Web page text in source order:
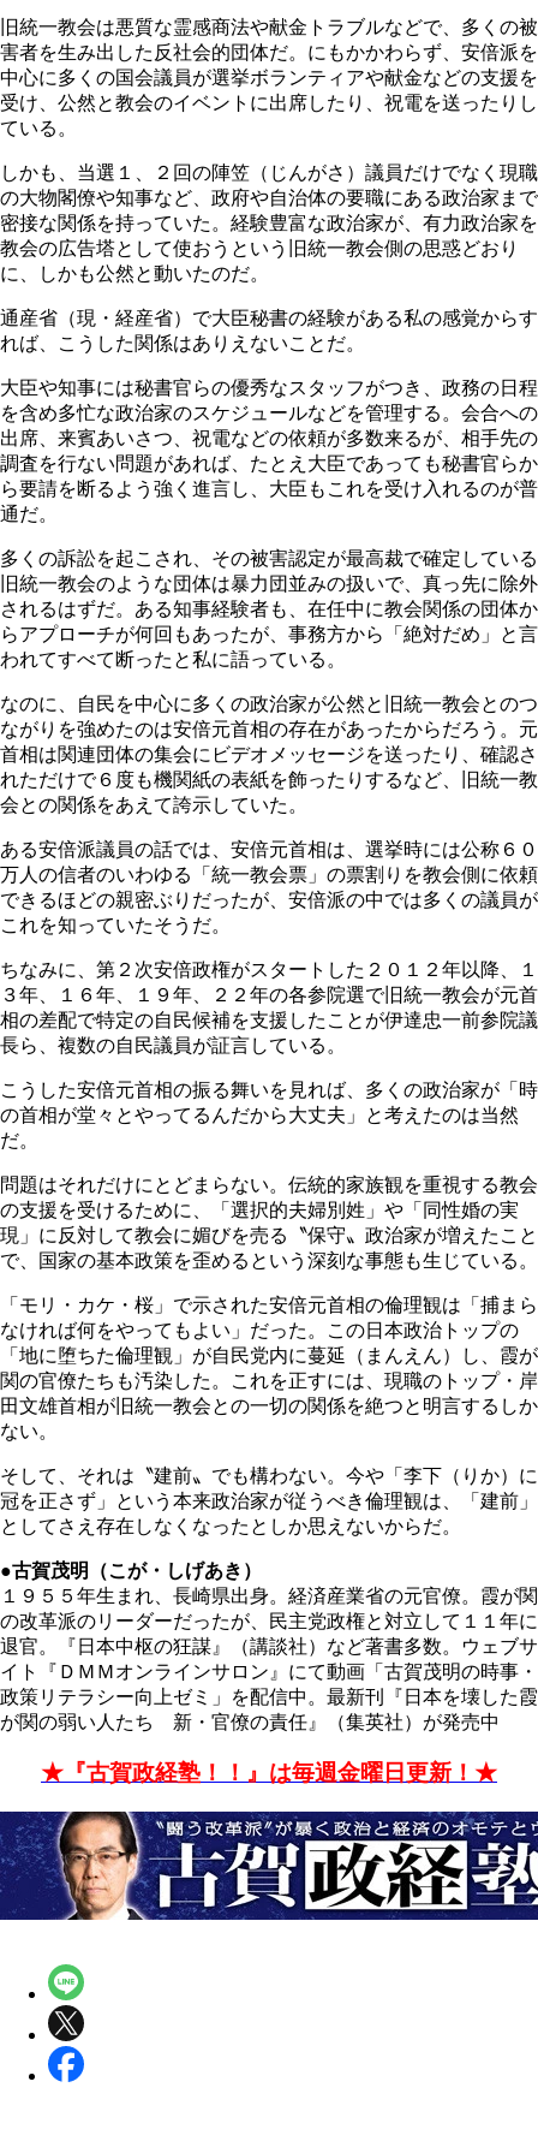
旧統一教会は悪質な霊感商法や献金トラブルなどで、多くの被
害者を生み出した反社会的団体だ。にもかかわらず、安倍派を
中心に多くの国会議員が選挙ボランティアや献金などの支援を
受け、公然と教会のイベントに出席したり、祝電を送ったりし
ている。
しかも、当選１、２回の陣笠（じんがさ）議員だけでなく現職
の大物閣僚や知事など、政府や自治体の要職にある政治家まで
密接な関係を持っていた。経験豊富な政治家が、有力政治家を
教会の広告塔として使おうという旧統一教会側の思惑どおり
に、しかも公然と動いたのだ。
通産省（現・経産省）で大臣秘書の経験がある私の感覚からす
れば、こうした関係はありえないことだ。
大臣や知事には秘書官らの優秀なスタッフがつき、政務の日程
を含め多忙な政治家のスケジュールなどを管理する。会合への
出席、来賓あいさつ、祝電などの依頼が多数来るが、相手先の
調査を行ない問題があれば、たとえ大臣であっても秘書官らか
ら要請を断るよう強く進言し、大臣もこれを受け入れるのが普
通だ。
多くの訴訟を起こされ、その被害認定が最高裁で確定している
旧統一教会のような団体は暴力団並みの扱いで、真っ先に除外
されるはずだ。ある知事経験者も、在任中に教会関係の団体か
らアプローチが何回もあったが、事務方から「絶対だめ」と言
われてすべて断ったと私に語っている。
なのに、自民を中心に多くの政治家が公然と旧統一教会とのつ
ながりを強めたのは安倍元首相の存在があったからだろう。元
首相は関連団体の集会にビデオメッセージを送ったり、確認さ
れただけで６度も機関紙の表紙を飾ったりするなど、旧統一教
会との関係をあえて誇示していた。
ある安倍派議員の話では、安倍元首相は、選挙時には公称６０
万人の信者のいわゆる「統一教会票」の票割りを教会側に依頼
できるほどの親密ぶりだったが、安倍派の中では多くの議員が
これを知っていたそうだ。
ちなみに、第２次安倍政権がスタートした２０１２年以降、１
３年、１６年、１９年、２２年の各参院選で旧統一教会が元首
相の差配で特定の自民候補を支援したことが伊達忠一前参院議
長ら、複数の自民議員が証言している。
こうした安倍元首相の振る舞いを見れば、多くの政治家が「時
の首相が堂々とやってるんだから大丈夫」と考えたのは当然
だ。
問題はそれだけにとどまらない。伝統的家族観を重視する教会
の支援を受けるために、「選択的夫婦別姓」や「同性婚の実
現」に反対して教会に媚びを売る〝保守〟政治家が増えたこと
で、国家の基本政策を歪めるという深刻な事態も生じている。
「モリ・カケ・桜」で示された安倍元首相の倫理観は「捕まら
なければ何をやってもよい」だった。この日本政治トップの
「地に堕ちた倫理観」が自民党内に蔓延（まんえん）し、霞が
関の官僚たちも汚染した。これを正すには、現職のトップ・岸
田文雄首相が旧統一教会との一切の関係を絶つと明言するしか
ない。
そして、それは〝建前〟でも構わない。今や「李下（りか）に
冠を正さず」という本来政治家が従うべき倫理観は、「建前」
としてさえ存在しなくなったとしか思えないからだ。
●古賀茂明（こが・しげあき）
１９５５年生まれ、長崎県出身。経済産業省の元官僚。霞が関
の改革派のリーダーだったが、民主党政権と対立して１１年に
退官。『日本中枢の狂謀』（講談社）など著書多数。ウェブサ
イト『ＤＭＭオンラインサロン』にて動画「古賀茂明の時事・
政策リテラシー向上ゼミ」を配信中。最新刊『日本を壊した霞
が関の弱い人たち 新・官僚の責任』（集英社）が発売中
★『古賀政経塾！！』は毎週金曜日更新！★